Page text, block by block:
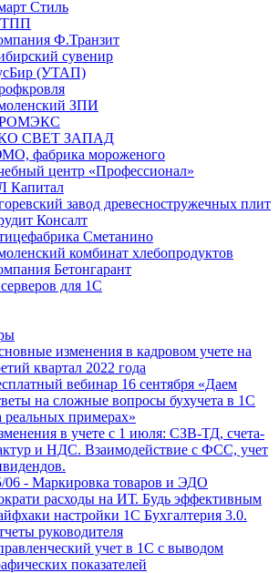
Стиль
Ф.Транзит
сувенир
(УТАП)
ЗПИ
СВЕТ ЗАПАД
фабрика мороженого
центр «Профессионал»
Капитал
завод древесностружечных плит
Консалт
Сметанино
комбинат хлебопродуктов
Бетонгарант
для 1С
изменения в кадровом учете на
квартал 2022 года
вебинар 16 сентября «Даем
на сложные вопросы бухучета в 1С
реальных примерах»
в учете с 1 июля: СЗВ-ТД, счета-
и НДС. Взаимодействие с ФСС, учет
06 - Маркировка товаров и ЭДО
расходы на ИТ. Будь эффективным
настройки 1С Бухгалтерия 3.0.
руководителя
учет в 1С с выводом
показателей